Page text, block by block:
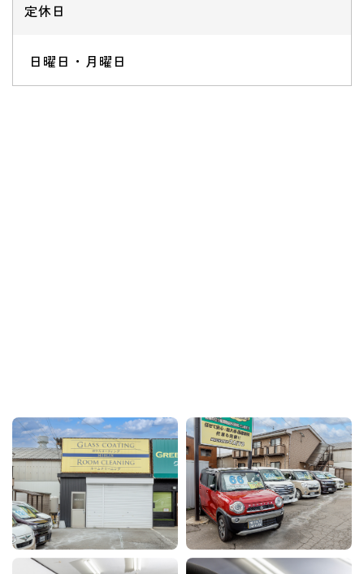
定休日
日曜日・月曜日